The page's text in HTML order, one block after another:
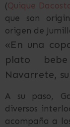
(Quique
que son
origen de
«En una
plato
Navarrete,
A su paso,
diversos
acompaña a